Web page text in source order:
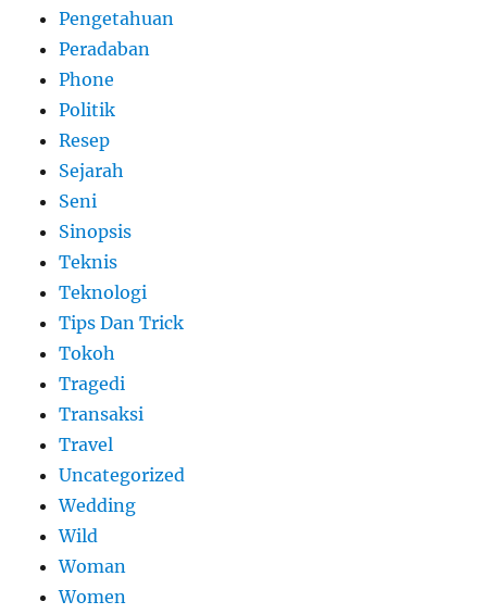
Pengetahuan
Peradaban
Phone
Politik
Resep
Sejarah
Seni
Sinopsis
Teknis
Teknologi
Tips Dan Trick
Tokoh
Tragedi
Transaksi
Travel
Uncategorized
Wedding
Wild
Woman
Women